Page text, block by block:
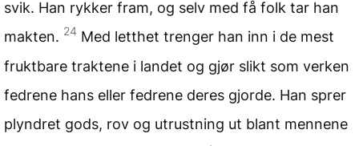
svik. Han rykker fram, og selv med få folk tar han
makten. 24 Med letthet trenger han inn i de mest
fruktbare traktene i landet og gjør slikt som verken
fedrene hans eller fedrene deres gjorde. Han sprer
plyndret gods, rov og utrustning ut blant mennene